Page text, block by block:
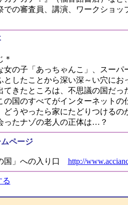
での審査員、講演、ワークショ
＊
女の子「あっちゃんこ」、スー
としたことから深い深～い穴にお
てきたところは、不思議の国だっ
の国のすべてがインターネットの
どうやったら家にたどりつけるの
ったナゾの老人の正体は…？
ページ
国」への入り口 http://
る